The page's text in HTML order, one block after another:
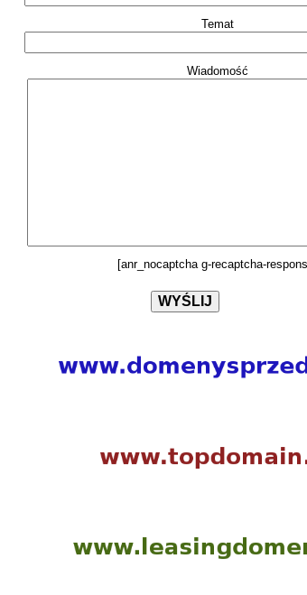
Temat
Wiadomość
[anr_nocaptcha g-recaptcha-